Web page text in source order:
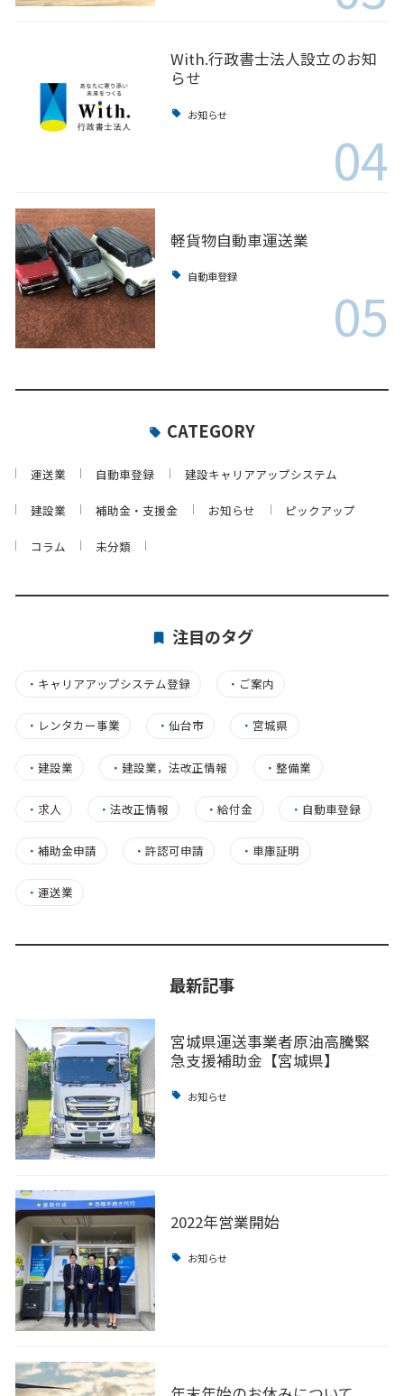
With.行政書士法人設立のお知
らせ
お知らせ
04
軽貨物自動車運送業
自動車登録
05
CATEGORY
運送業 自動車登録 建設キャリアアップシステム
建設業 補助金・支援金 お知らせ ピックアップ
コラム 未分類
注目のタグ
・ キャリアアップシステム登録 ・ ご案内
・ レンタカー事業 ・仙台市 ・ 宮城県
・ 建設業 ・建設業，法改正情報 ・整備業
・ 求人 ・法改正情報 ・給付金 ・ 自動車登録
・ 補助金申請 ・許認可申請 ・ 車庫証明
・ 運送業
最新記事
宮城県運送事業者原油高騰緊
急支援補助金【宮城県】
お知らせ
2022年営業開始
お知らせ